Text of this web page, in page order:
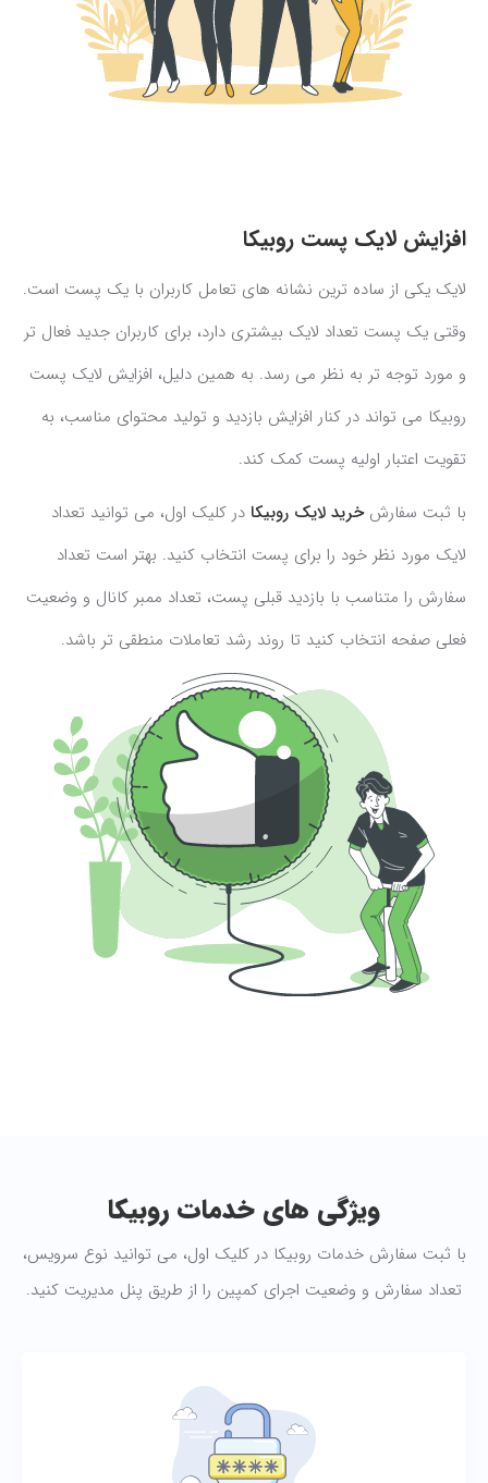
افزایش لایک پست روبیکا
لایک یکی از ساده ترین نشانه های تعامل کاربران با یک پست است.
وقتی یک پست تعداد لایک بیشتری دارد، برای کاربران جدید فعال تر
و مورد توجه تر به نظر می رسد. به همین دلیل، افزایش لایک پست
روبیکا می تواند در کنار افزایش بازدید و تولید محتوای مناسب، به
تقویت اعتبار اولیه پست کمک کند.
با ثبت سفارشخرید لایک روبیکا در کلیک اول، می توانید تعداد
لایک مورد نظر خود را برای پست انتخاب کنید. بهتر است تعداد
سفارش را متناسب با بازدید قبلی پست، تعداد ممبر کانال و وضعیت
فعلی صفحه انتخاب کنید تا روند رشد تعاملات منطقی تر باشد.
ویژگی های خدمات روبیکا
با ثبت سفارش خدمات روبیکا در کلیک اول، می توانید نوع سرویس،
تعداد سفارش و وضعیت اجرای کمپین را از طریق پنل مدیریت کنید.